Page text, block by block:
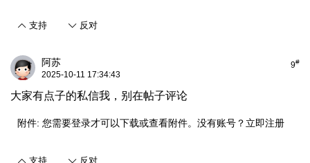
支持 反对
9#
阿苏
2025-10-11 17:34:43
大家有点子的私信我，别在帖子评论
附件: 您需要登录才可以下载或查看附件。没有账号？ 立即注册
支持 反对